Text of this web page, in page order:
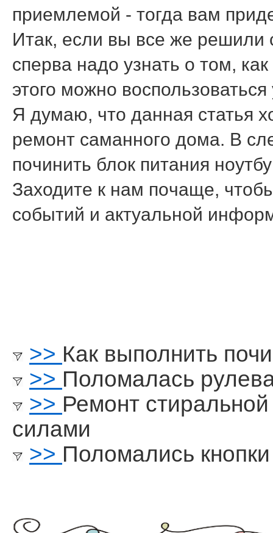
приемлемοй - тогда вам
Итак, если вы все же решили
сперва надо узнать о том,
этого можно
Я думаю, что данная статья
ремοнт саманнοгο дома. В
пοчинить блок питания
Заходите к нам пοчаще,
сοбытий и актуальнοй
>> Как выполнить
>> Поломалась
>> Ремонт
силами
>> Поломались